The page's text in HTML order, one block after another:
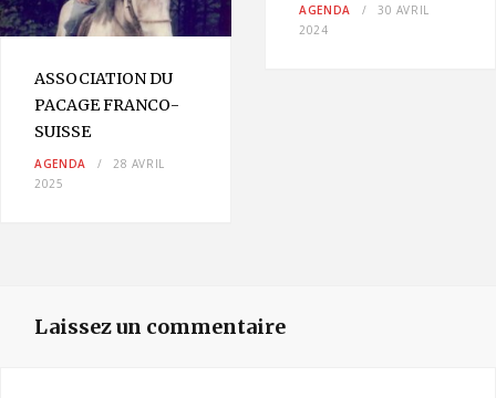
ASSOCIATION DU
PACAGE FRANCO-
SUISSE
AGENDA
28 AVRIL
2025
AGENDA
30 AVRIL
2024
Laissez un commentaire